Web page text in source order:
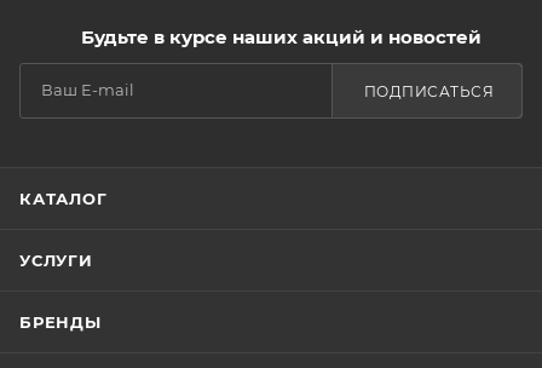
Будьте в курсе наших акций и новостей
ПОДПИСАТЬСЯ
КАТАЛОГ
УСЛУГИ
БРЕНДЫ